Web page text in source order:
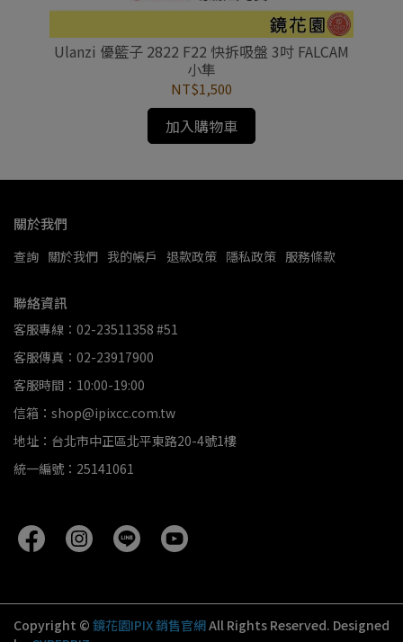
Ulanzi 優籃子 2822 F22 快拆吸盤 3吋 FALCAM
小隼
NT$1,500
加入購物車
關於我們
查詢 關於我們 我的帳戶 退款政策 隱私政策 服務條款
聯絡資訊
客服專線：02-23511358 #51
客服傳真：02-23917900
客服時間：10:00-19:00
信箱：shop@ipixcc.com.tw
地址：台北市中正區北平東路20-4號1樓
統一編號：25141061
Copyright © 鏡花園IPIX 銷售官網All Rights Reserved. Designed